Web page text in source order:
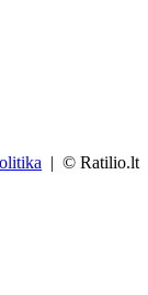
| © Ratilio.lt